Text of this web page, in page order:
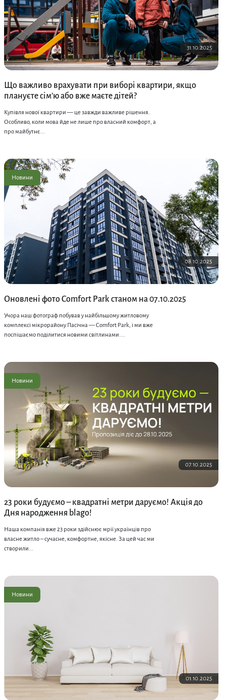
31.10.2025
Що важливо врахувати при виборі квартири, якщо
плануєте сім’ю або вже маєте дітей?
Купівля нової квартири — це завжди важливе рішення.
Особливо, коли мова йде не лише про власний комфорт, а
про майбутнє...
08.10.2025
Новини
Оновлені фото Comfort Park станом на 07.10.2025
Учора наш фотограф побував у найбільшому житловому
комплексі мікрорайону Пасічна — Comfort Park, і ми вже
поспішаємо поділитися новими світлинами....
07.10.2025
Новини
23 роки будуємо – квадратні метри даруємо! Акція до
Дня народження blago!
Наша компанія вже 23 роки здійснює мрії українців про
власне житло – сучасне, комфортне, якісне. За цей час ми
створили...
01.10.2025
Новини